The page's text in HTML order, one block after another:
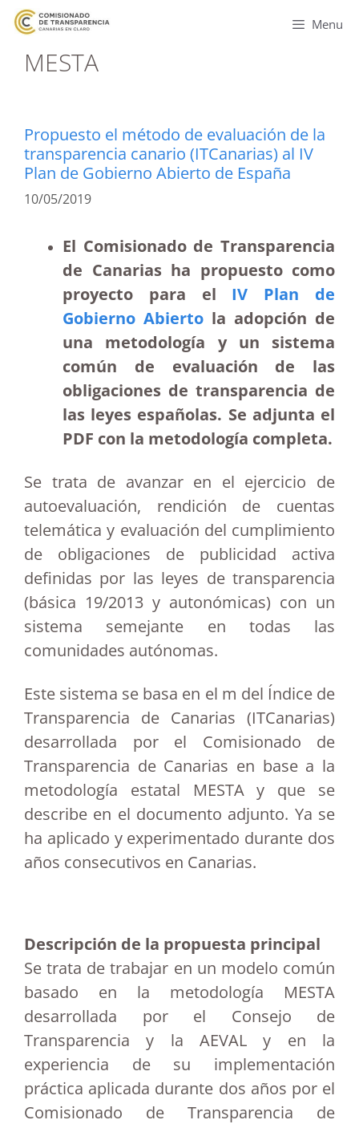
Menu
MESTA
Propuesto el método de evaluación de la
transparencia canario (ITCanarias) al IV
Plan de Gobierno Abierto de España
10/05/2019
El Comisionado de Transparencia
de Canarias ha propuesto como
proyecto para el IV Plan de
Gobierno Abierto la adopción de
una metodología y un sistema
común de evaluación de las
obligaciones de transparencia de
las leyes españolas. Se adjunta el
PDF con la metodología completa.
Se trata de avanzar en el ejercicio de
autoevaluación, rendición de cuentas
telemática y evaluación del cumplimiento
de obligaciones de publicidad activa
definidas por las leyes de transparencia
(básica 19/2013 y autonómicas) con un
sistema semejante en todas las
comunidades autónomas.
Este sistema se basa en el m del Índice de
Transparencia de Canarias (ITCanarias)
desarrollada por el Comisionado de
Transparencia de Canarias en base a la
metodología estatal MESTA y que se
describe en el documento adjunto. Ya se
ha aplicado y experimentado durante dos
años consecutivos en Canarias.
Descripción de la propuesta principal
Se trata de trabajar en un modelo común
basado en la metodología MESTA
desarrollada por el Consejo de
Transparencia y la AEVAL y en la
experiencia de su implementación
práctica aplicada durante dos años por el
Comisionado de Transparencia de